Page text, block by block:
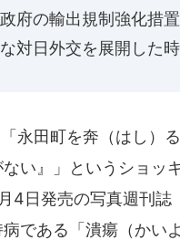
府の輸出規制強化措
対日外交を展開した
永田町を奔（はし）
い』」というショッ
4日発売の写真週刊誌
である「潰瘍（かい